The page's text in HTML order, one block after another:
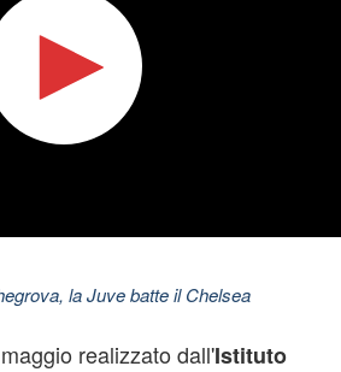
la Juve batte il Chelsea
realizzato dall'Istituto